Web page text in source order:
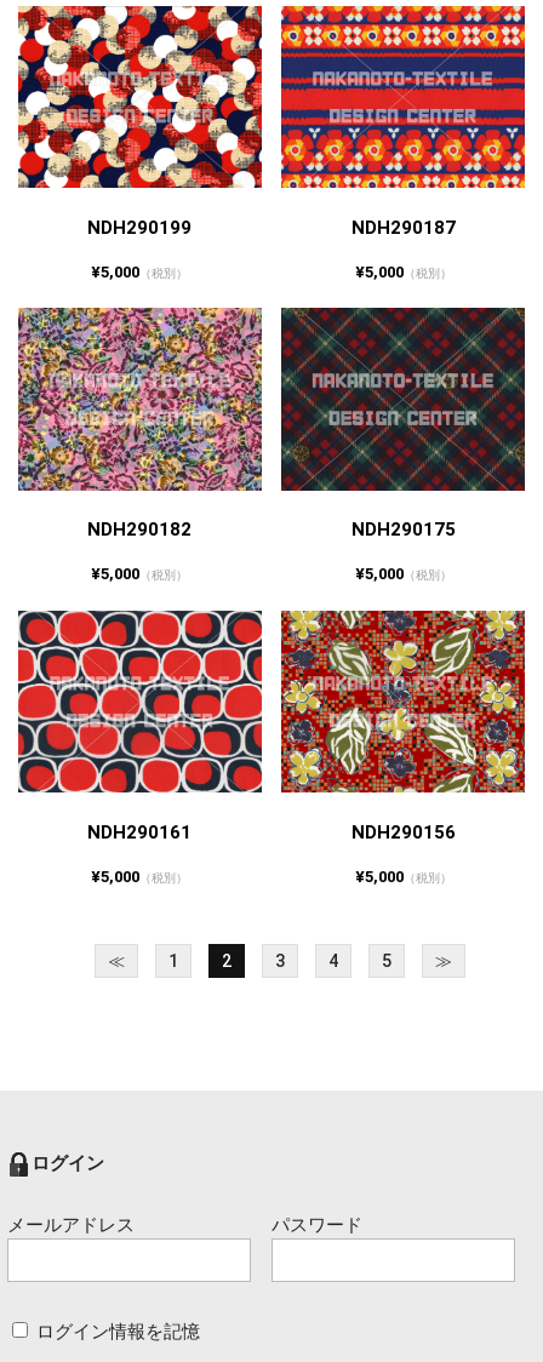
NDH290199
¥5,000 （税別）
NDH290187
¥5,000（税別）
NDH290182
¥5,000 （税別）
NDH290175
¥5,000（税別）
NDH290161
¥5,000 （税別）
NDH290156
¥5,000（税別）
≪ 1 2 3 4 5 ≫
ログイン
メールアドレス パスワード
ログイン情報を記憶